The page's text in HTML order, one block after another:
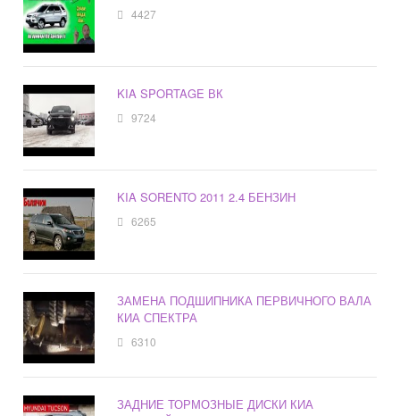
4427
KIA SPORTAGE ВК
9724
KIA SORENTO 2011 2.4 БЕНЗИН
6265
ЗАМЕНА ПОДШИПНИКА ПЕРВИЧНОГО ВАЛА
КИА СПЕКТРА
6310
ЗАДНИЕ ТОРМОЗНЫЕ ДИСКИ КИА